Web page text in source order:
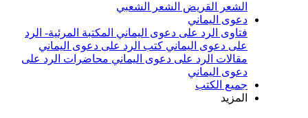
الشعر الشعبي
اليماني
الرد على دعوى اليماني المكتبة المرئية- الرد
دعوى اليماني كتب الرد على دعوى اليماني
الرد على دعوى اليماني محاضرات الرد على